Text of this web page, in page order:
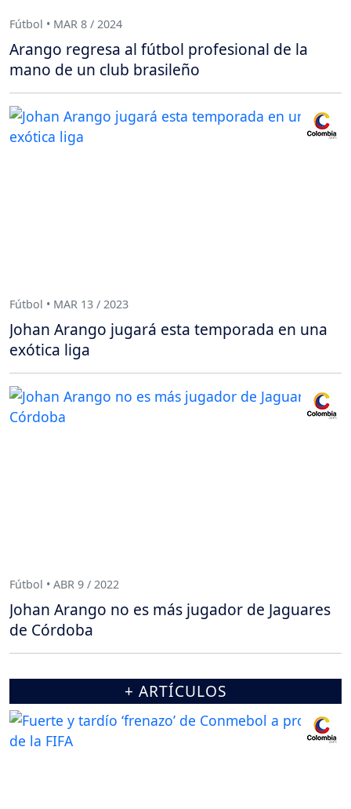
Fútbol • MAR 8 / 2024
Arango regresa al fútbol profesional de la
mano de un club brasileño
Fútbol • MAR 13 / 2023
Johan Arango jugará esta temporada en una
exótica liga
Fútbol • ABR 9 / 2022
Johan Arango no es más jugador de Jaguares
de Córdoba
+ ARTÍCULOS